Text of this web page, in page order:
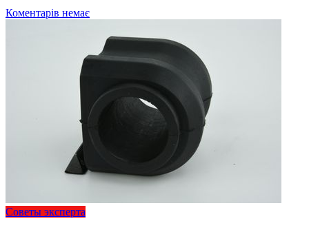
Коментарів немає
Советы эксперта